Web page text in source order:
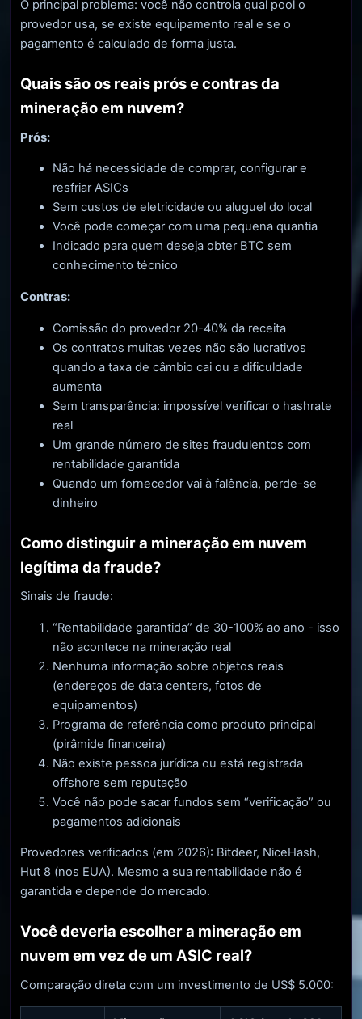
O principal problema: você não controla qual pool o
provedor usa, se existe equipamento real e se o
pagamento é calculado de forma justa.
Quais são os reais prós e contras da
mineração em nuvem?
Prós:
Não há necessidade de comprar, configurar e
resfriar ASICs
Sem custos de eletricidade ou aluguel do local
Você pode começar com uma pequena quantia
Indicado para quem deseja obter BTC sem
conhecimento técnico
Contras:
Comissão do provedor 20-40% da receita
Os contratos muitas vezes não são lucrativos
quando a taxa de câmbio cai ou a dificuldade
aumenta
Sem transparência: impossível verificar o hashrate
real
Um grande número de sites fraudulentos com
rentabilidade garantida
Quando um fornecedor vai à falência, perde-se
dinheiro
Como distinguir a mineração em nuvem
legítima da fraude?
Sinais de fraude:
“Rentabilidade garantida” de 30-100% ao ano - isso
não acontece na mineração real
Nenhuma informação sobre objetos reais
(endereços de data centers, fotos de
equipamentos)
Programa de referência como produto principal
(pirâmide financeira)
Não existe pessoa jurídica ou está registrada
offshore sem reputação
Você não pode sacar fundos sem “verificação” ou
pagamentos adicionais
Provedores verificados (em 2026): Bitdeer, NiceHash,
Hut 8 (nos EUA). Mesmo a sua rentabilidade não é
garantida e depende do mercado.
Você deveria escolher a mineração em
nuvem em vez de um ASIC real?
Comparação direta com um investimento de US$ 5.000: